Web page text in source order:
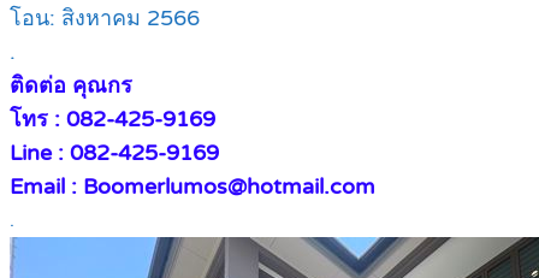
โอน: สิงหาคม 2566
.
ติดต่อ คุณกร
โทร : 082-425-9169
Line : 082-425-9169
Email : Boomerlumos@hotmail.com
.